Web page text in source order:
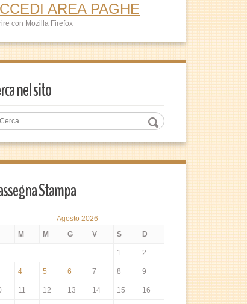
AREA PAGHE
con Mozilla Firefox
nel sito
Stampa
Agosto 2026
M M G V S D
1 2
4 5 6 7 8 9
11 12 13 14 15 16